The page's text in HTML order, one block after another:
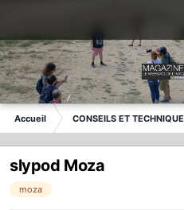
Accueil CONSEILS ET TECHNIQUE
slypod Moza
moza